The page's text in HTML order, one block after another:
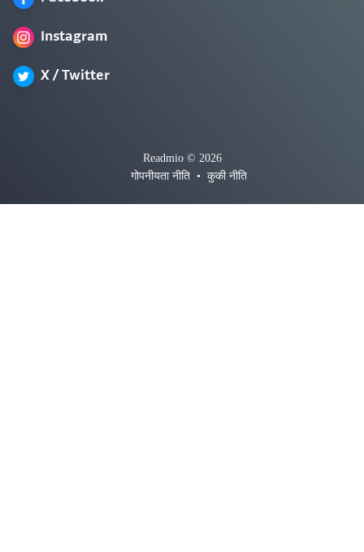
Instagram
X / Twitter
Readmio © 2026
गोपनीयता नीति • कुकी नीति